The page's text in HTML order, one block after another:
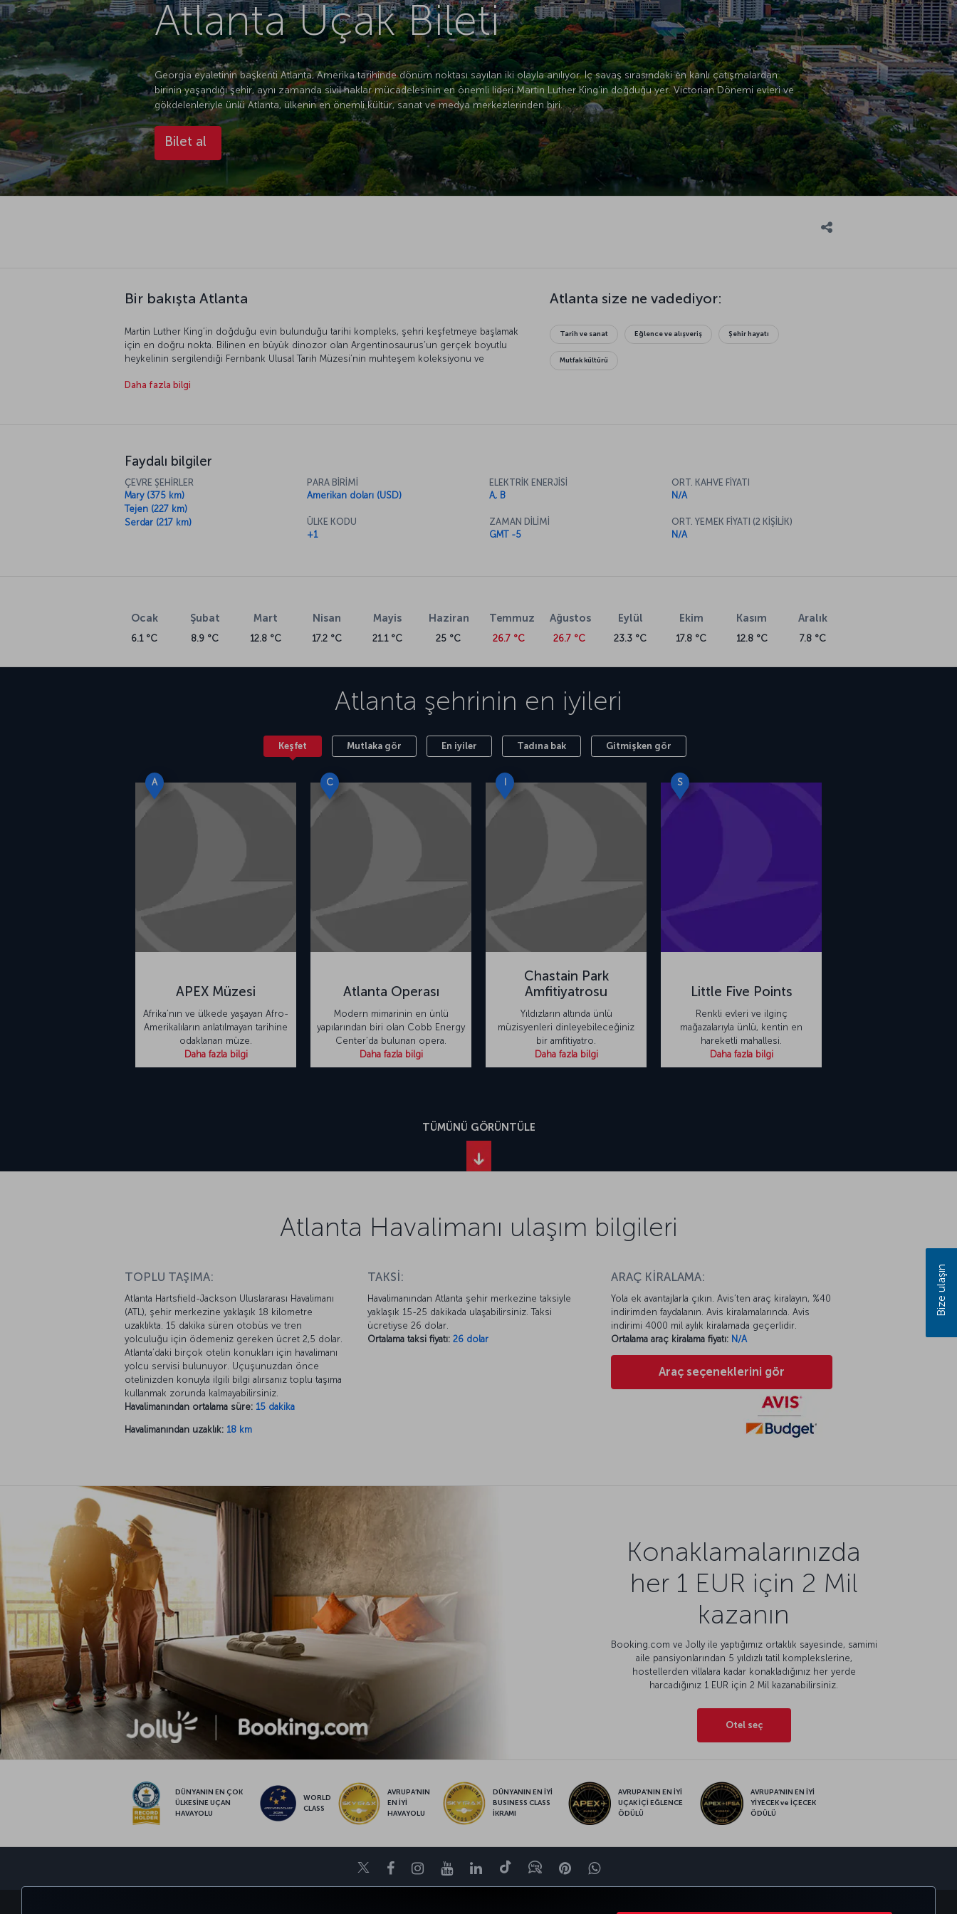
Atlanta Uçak Bileti
Georgia eyaletinin başkenti Atlanta, Amerika tarihinde dönüm noktası sayılan iki olayla anılıyor. İç savaş sırasındaki en kanlı çatışmalardan
birinin yaşandığı şehir, aynı zamanda sivil haklar mücadelesinin en önemli lideri Martin Luther King’in doğduğu yer. Victorian Dönemi evleri ve
gökdelenleriyle ünlü Atlanta, ülkenin en önemli kültür, sanat ve medya merkezlerinden biri.
Bilet al
Bir bakışta Atlanta
Martin Luther King’in doğduğu evin bulunduğu tarihi kompleks, şehri keşfetmeye başlamak
için en doğru nokta. Bilinen en büyük dinozor olan Argentinosaurus’un gerçek boyutlu
heykelinin sergilendiği Fernbank Ulusal Tarih Müzesi’nin muhteşem koleksiyonu ve
“Whistler’in Annesi” adlı tablosunun sergilendiği High Museum of Art’ı mutlaka görmelisiniz.
Daha fazla bilgi
Atlanta size ne vadediyor:
Tarih ve sanat Eğlence ve alışveriş Şehir hayatı
Mutfak kültürü
Faydalı bilgiler
ÇEVRE ŞEHİRLER
Mary (375 km)
Tejen (227 km)
Serdar (217 km)
PARA BİRİMİ
Amerikan doları (USD)
ÜLKE KODU
+1
ELEKTRİK ENERJİSİ
A, B
ZAMAN DİLİMİ
GMT -5
ORT. KAHVE FİYATI
N/A
ORT. YEMEK FİYATI (2 KİŞİLİK)
N/A
Ocak
6.1 °C
Şubat
8.9 °C
Mart
12.8 °C
Nisan
17.2 °C
Mayis
21.1 °C
Haziran
25 °C
Temmuz
26.7 °C
Ağustos
26.7 °C
Eylül
23.3 °C
Ekim
17.8 °C
Kasım
12.8 °C
Aralık
7.8 °C
Atlanta şehrinin en iyileri
Keşfet Mutlaka gör En iyiler Tadına bak Gitmişken gör
A
APEX Müzesi
Afrika’nın ve ülkede yaşayan Afro-
Amerikalıların anlatılmayan tarihine
odaklanan müze.
Daha fazla bilgi
C
Atlanta Operası
Modern mimarinin en ünlü
yapılarından biri olan Cobb Energy
Center’da bulunan opera.
Daha fazla bilgi
Chastain Park
Amfitiyatrosu
Yıldızların altında ünlü
müzisyenleri dinleyebileceğiniz
bir amfitiyatro.
Daha fazla bilgi
S
Little Five Points
Renkli evleri ve ilginç
mağazalarıyla ünlü, kentin en
hareketli mahallesi.
Daha fazla bilgi
TÜMÜNÜ GÖRÜNTÜLE
Atlanta Havalimanı ulaşım bilgileri
TOPLU TAŞIMA:
Atlanta Hartsfield-Jackson Uluslararası Havalimanı
(ATL), şehir merkezine yaklaşık 18 kilometre
uzaklıkta. 15 dakika süren otobüs ve tren
yolculuğu için ödemeniz gereken ücret 2,5 dolar.
Atlanta’daki birçok otelin konukları için havalimanı
yolcu servisi bulunuyor. Uçuşunuzdan önce
otelinizden konuyla ilgili bilgi alırsanız toplu taşıma
kullanmak zorunda kalmayabilirsiniz.
Havalimanından ortalama süre: 15 dakika
Havalimanından uzaklık: 18 km
TAKSİ:
Havalimanından Atlanta şehir merkezine taksiyle
yaklaşık 15-25 dakikada ulaşabilirsiniz. Taksi
ücretiyse 26 dolar.
Ortalama taksi fiyatı: 26 dolar
ARAÇ KİRALAMA:
Yola ek avantajlarla çıkın. Avis’ten araç kiralayın, %40
indirimden faydalanın. Avis kiralamalarında. Avis
indirimi 4000 mil aylık kiralamada geçerlidir.
Ortalama araç kiralama fiyatı: N/A
Araç seçeneklerini gör
Konaklamalarınızda
her 1 EUR için 2 Mil
kazanın
Booking.com ve Jolly ile yaptığımız ortaklık sayesinde, samimi
aile pansiyonlarından 5 yıldızlı tatil komplekslerine,
hostellerden villalara kadar konakladığınız her yerde
harcadığınız 1 EUR için 2 Mil kazanabilirsiniz.
Otel seç
DÜNYANIN EN ÇOK
ÜLKESİNE UÇAN
HAVAYOLU
WORLD
CLASS
AVRUPA’NIN
EN İYİ
HAVAYOLU
DÜNYANIN EN İYİ
BUSINESS CLASS
İKRAMI
AVRUPA’NIN EN İYİ
UÇAK İÇİ EĞLENCE
ÖDÜLÜ
AVRUPA’NIN EN İYİ
YİYECEK ve İÇECEK
ÖDÜLÜ
TwitterFacebookInstagram
YoutubeLinkedIn
TiktokBlogPinterestWhatsapp
Bize ulaşın